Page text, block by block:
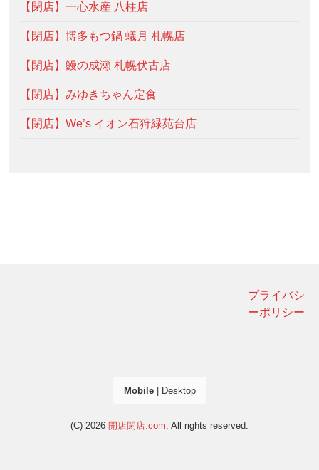
【閉店】一心水産 八柱店
【閉店】博多もつ鍋 蟻月 札幌店
【閉店】鰻の成瀬 札幌伏古店
【閉店】みゆきちゃん定食
【閉店】We’s イオン石狩緑苑台店
プライバシ
ーポリシー
Mobile| Desktop
(C) 2026 開店閉店.com. All rights reserved.